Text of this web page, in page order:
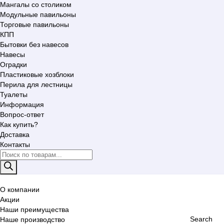
Мангалы со столиком
Модульные павильоны
Торговые павильоны
КПП
Бытовки без навесов
Навесы
Оградки
Пластиковые хозблоки
Перила для лестницы
Туалеты
Информация
Вопрос-ответ
Как купить?
Доставка
Контакты
Поиск
товаров
Search
О компании
Акции
Наши преимущества
Наше производство